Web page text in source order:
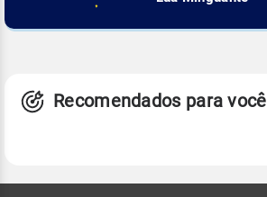
Recomendados para você